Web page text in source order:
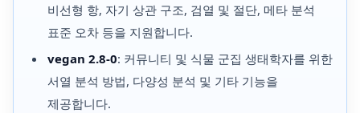
비선형 항, 자기 상관 구조, 검열 및 절단, 메타 분석
표준 오차 등을 지원합니다.
vegan 2.8-0: 커뮤니티 및 식물 군집 생태학자를 위한
서열 분석 방법, 다양성 분석 및 기타 기능을
제공합니다.